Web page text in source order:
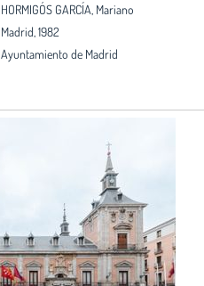
HORMIGÓS GARCÍA, Mariano
Madrid, 1982
Ayuntamiento de Madrid